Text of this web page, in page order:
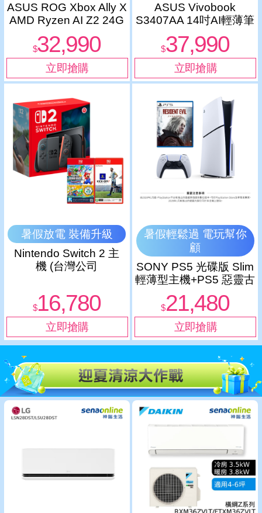
ASUS ROG Xbox Ally X
AMD Ryzen AI Z2 24G
戲掌機
$32,990
ASUS Vivobook
S3407AA 14吋AI輕薄筆
SSD/灰)
$37,990
暑假放電 裝備升級
Nintendo Switch 2 主
機 (台灣公司
驚奇+同遊鈴鈴公園 中文
版
$16,780
暑假輕鬆過 電玩幫你
顧
SONY PS5 光碟版 Slim
輕薄型主機+PS5 惡靈古
堡 9：安魂曲 中文一般
版
$21,480